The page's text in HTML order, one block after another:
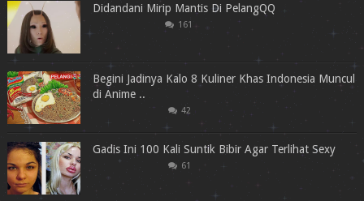
Didandani Mirip Mantis Di PelangQQ
161
Begini Jadinya Kalo 8 Kuliner Khas Indonesia Muncul
di Anime ..
42
Gadis Ini 100 Kali Suntik Bibir Agar Terlihat Sexy
61